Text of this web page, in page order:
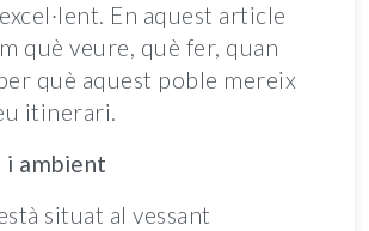
En aquest article
què veure, què fer, quan
què aquest poble mereix
itinerari.
i ambient
situat al vessant